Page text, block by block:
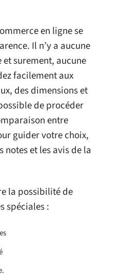
en ligne se
Il n’y a aucune
surement, aucune
facilement aux
des dimensions et
de procéder
entre
guider votre choix,
notes et les avis de la
la possibilité de
spéciales :